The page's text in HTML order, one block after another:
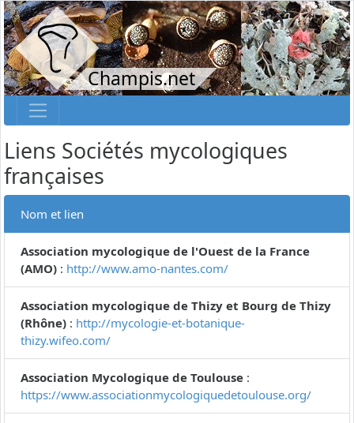
Champis.net
Liens Sociétés mycologiques
françaises
Nom et lien
Association mycologique de l'Ouest de la France
(AMO) : http://www.amo-nantes.com/
Association mycologique de Thizy et Bourg de Thizy
(Rhône) : http://mycologie-et-botanique-
thizy.wifeo.com/
Association Mycologique de Toulouse :
https://www.associationmycologiquedetoulouse.org/